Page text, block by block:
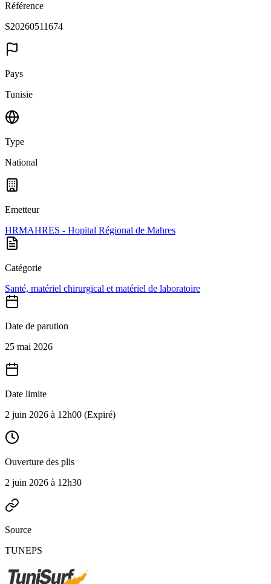
Référence
S20260511674
Pays
Tunisie
Type
National
Emetteur
HRMAHRES - Hopital Régional de Mahres
Catégorie
Santé, matériel chirurgical et matériel de laboratoire
Date de parution
25 mai 2026
Date limite
2 juin 2026 à 12h00 (Expiré)
Ouverture des plis
2 juin 2026 à 12h30
Source
TUNEPS